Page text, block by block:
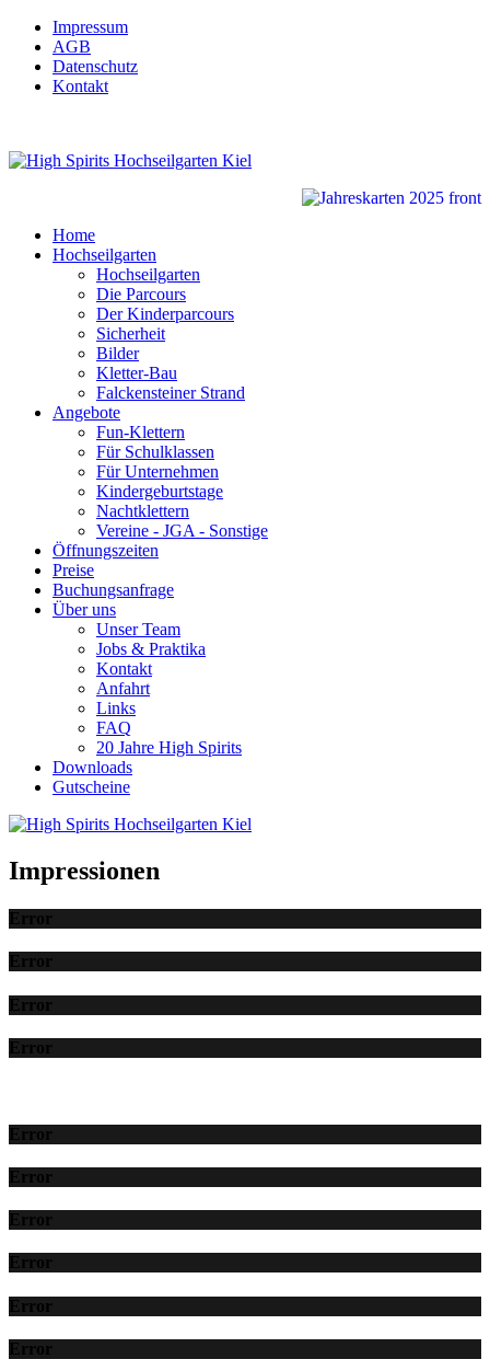
Impressum
AGB
Datenschutz
Kontakt
Home
Hochseilgarten
Hochseilgarten
Die Parcours
Der Kinderparcours
Sicherheit
Bilder
Kletter-Bau
Falckensteiner Strand
Angebote
Fun-Klettern
Für Schulklassen
Für Unternehmen
Kindergeburtstage
Nachtklettern
Vereine - JGA - Sonstige
Öffnungszeiten
Preise
Buchungsanfrage
Über uns
Unser Team
Jobs & Praktika
Kontakt
Anfahrt
Links
FAQ
20 Jahre High Spirits
Downloads
Gutscheine
Impressionen
Error
Error
Error
Error
Error
Error
Error
Error
Error
Error